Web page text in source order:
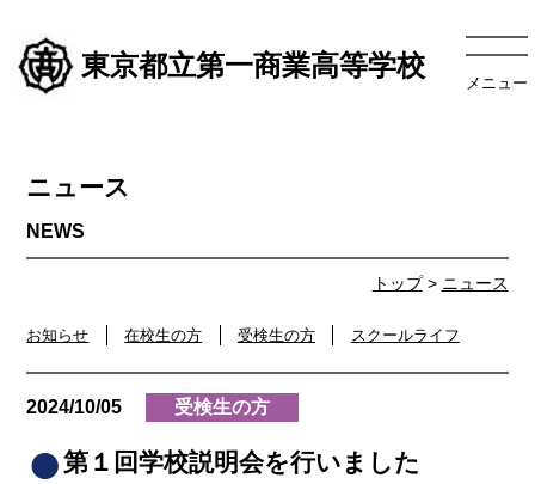
東京都立第一商業高等学校
メニュー
トップ> ニュース
ニュース
お知らせ 在校生の方 受検生の方 スクールライフ
2024/10/05 受検生の方
第１回学校説明会を行いました